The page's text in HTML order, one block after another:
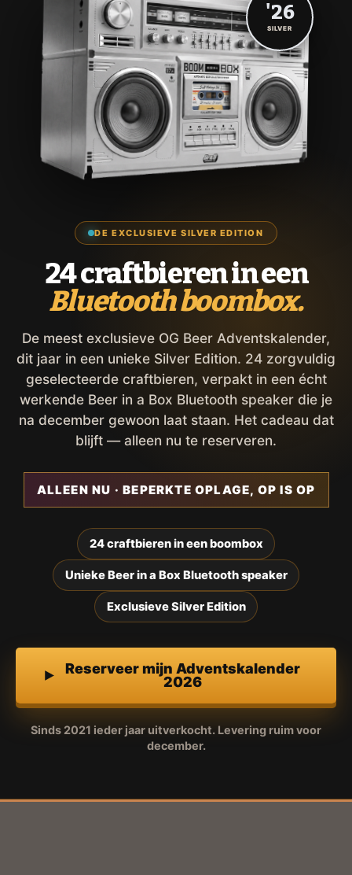
DE EXCLUSIEVE SILVER EDITION
24 craftbieren in een
Bluetooth boombox.
De meest exclusieve OG Beer Adventskalender,
dit jaar in een unieke Silver Edition. 24 zorgvuldig
geselecteerde craftbieren, verpakt in een écht
werkende Beer in a Box Bluetooth speaker die je
na december gewoon laat staan. Het cadeau dat
blijft — alleen nu te reserveren.
ALLEEN NU · BEPERKTE OPLAGE, OP IS OP
24 craftbieren in een boombox
Unieke Beer in a Box Bluetooth speaker
Exclusieve Silver Edition
Reserveer mijn Adventskalender
2026
Sinds 2021 ieder jaar uitverkocht. Levering ruim voor
december.
'26
SILVER